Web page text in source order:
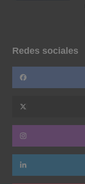
Redes sociales